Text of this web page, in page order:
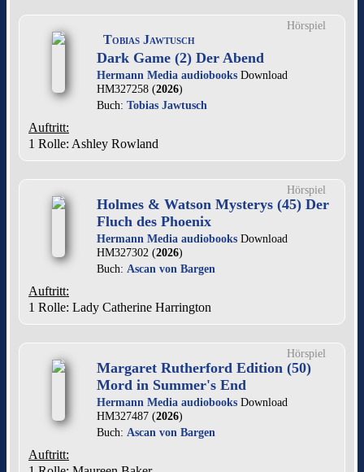
Hörspiel
Tobias Jawtusch
Dark Game (2) Der Abend
Hermann Media audiobooks Download
HM327258 (2026)
Buch: Tobias Jawtusch
Auftritt:
1 Rolle: Ashley Rowland
Hörspiel
Holmes & Watson Mysterys (45) Der
Fluch des Phoenix
Hermann Media audiobooks Download
HM327302 (2026)
Buch: Ascan von Bargen
Auftritt:
1 Rolle: Lady Catherine Harrington
Hörspiel
Margaret Rutherford Edition (50)
Mord in Summer's End
Hermann Media audiobooks Download
HM327487 (2026)
Buch: Ascan von Bargen
Auftritt: